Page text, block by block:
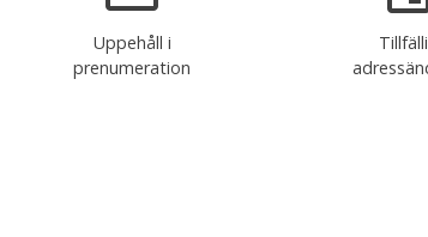
Uppehåll i
prenumeration